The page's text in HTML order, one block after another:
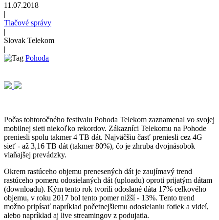
11.07.2018
|
Tlačové správy
|
Slovak Telekom
|
Pohoda
Počas tohtoročného festivalu Pohoda Telekom zaznamenal vo svojej
mobilnej sieti niekoľko rekordov. Zákazníci Telekomu na Pohode
preniesli spolu takmer 4 TB dát. Najväčšiu časť preniesli cez 4G
sieť - až 3,16 TB dát (takmer 80%), čo je zhruba dvojnásobok
vlaňajšej prevádzky.
Okrem rastúceho objemu prenesených dát je zaujímavý trend
rastúceho pomeru odosielaných dát (uploadu) oproti prijatým dátam
(downloadu). Kým tento rok tvorili odoslané dáta 17% celkového
objemu, v roku 2017 bol tento pomer nižší - 13%. Tento trend
možno pripísať napríklad početnejšiemu odosielaniu fotiek a videí,
alebo napríklad aj live streamingov z podujatia.